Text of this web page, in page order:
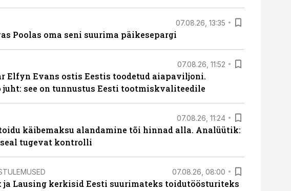
07.08.26, 13:35
Poolas oma seni suurima päikesepargi
07.08.26, 11:52
Elfyn Evans ostis Eestis toodetud aiapaviljoni.
juht: see on tunnustus Eesti tootmiskvaliteedile
07.08.26, 11:24
käibemaksu alandamine tõi hinnad alla. Analüütik:
tugevat kontrolli
07.08.26, 08:00
ja Lausing kerkisid Eesti suurimateks toidutöösturiteks